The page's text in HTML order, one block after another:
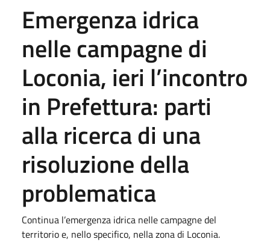
Emergenza idrica
nelle campagne di
Loconia, ieri l’incontro
in Prefettura: parti
alla ricerca di una
risoluzione della
problematica
Continua l’emergenza idrica nelle campagne del
territorio e, nello specifico, nella zona di Loconia.